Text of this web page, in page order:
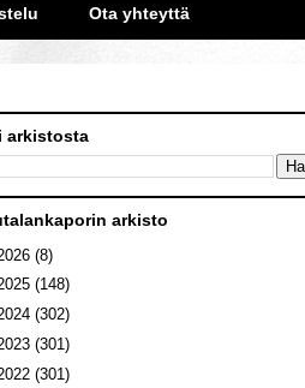
Ota yhteyttä
arkistosta
arkisto
(8)
(148)
(302)
(301)
(301)